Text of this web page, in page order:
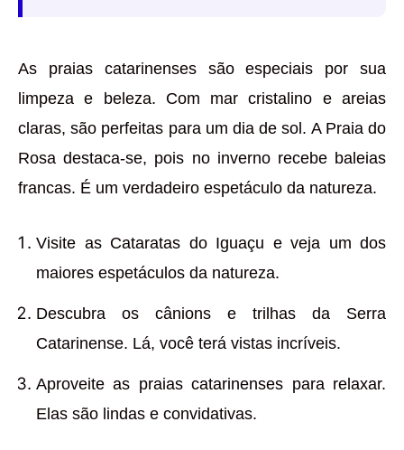
As praias catarinenses são especiais por sua
limpeza e beleza. Com mar cristalino e areias
claras, são perfeitas para um dia de sol. A Praia do
Rosa destaca-se, pois no inverno recebe baleias
francas. É um verdadeiro espetáculo da natureza.
Visite as Cataratas do Iguaçu e veja um dos
maiores espetáculos da natureza.
Descubra os cânions e trilhas da Serra
Catarinense. Lá, você terá vistas incríveis.
Aproveite as praias catarinenses para relaxar.
Elas são lindas e convidativas.